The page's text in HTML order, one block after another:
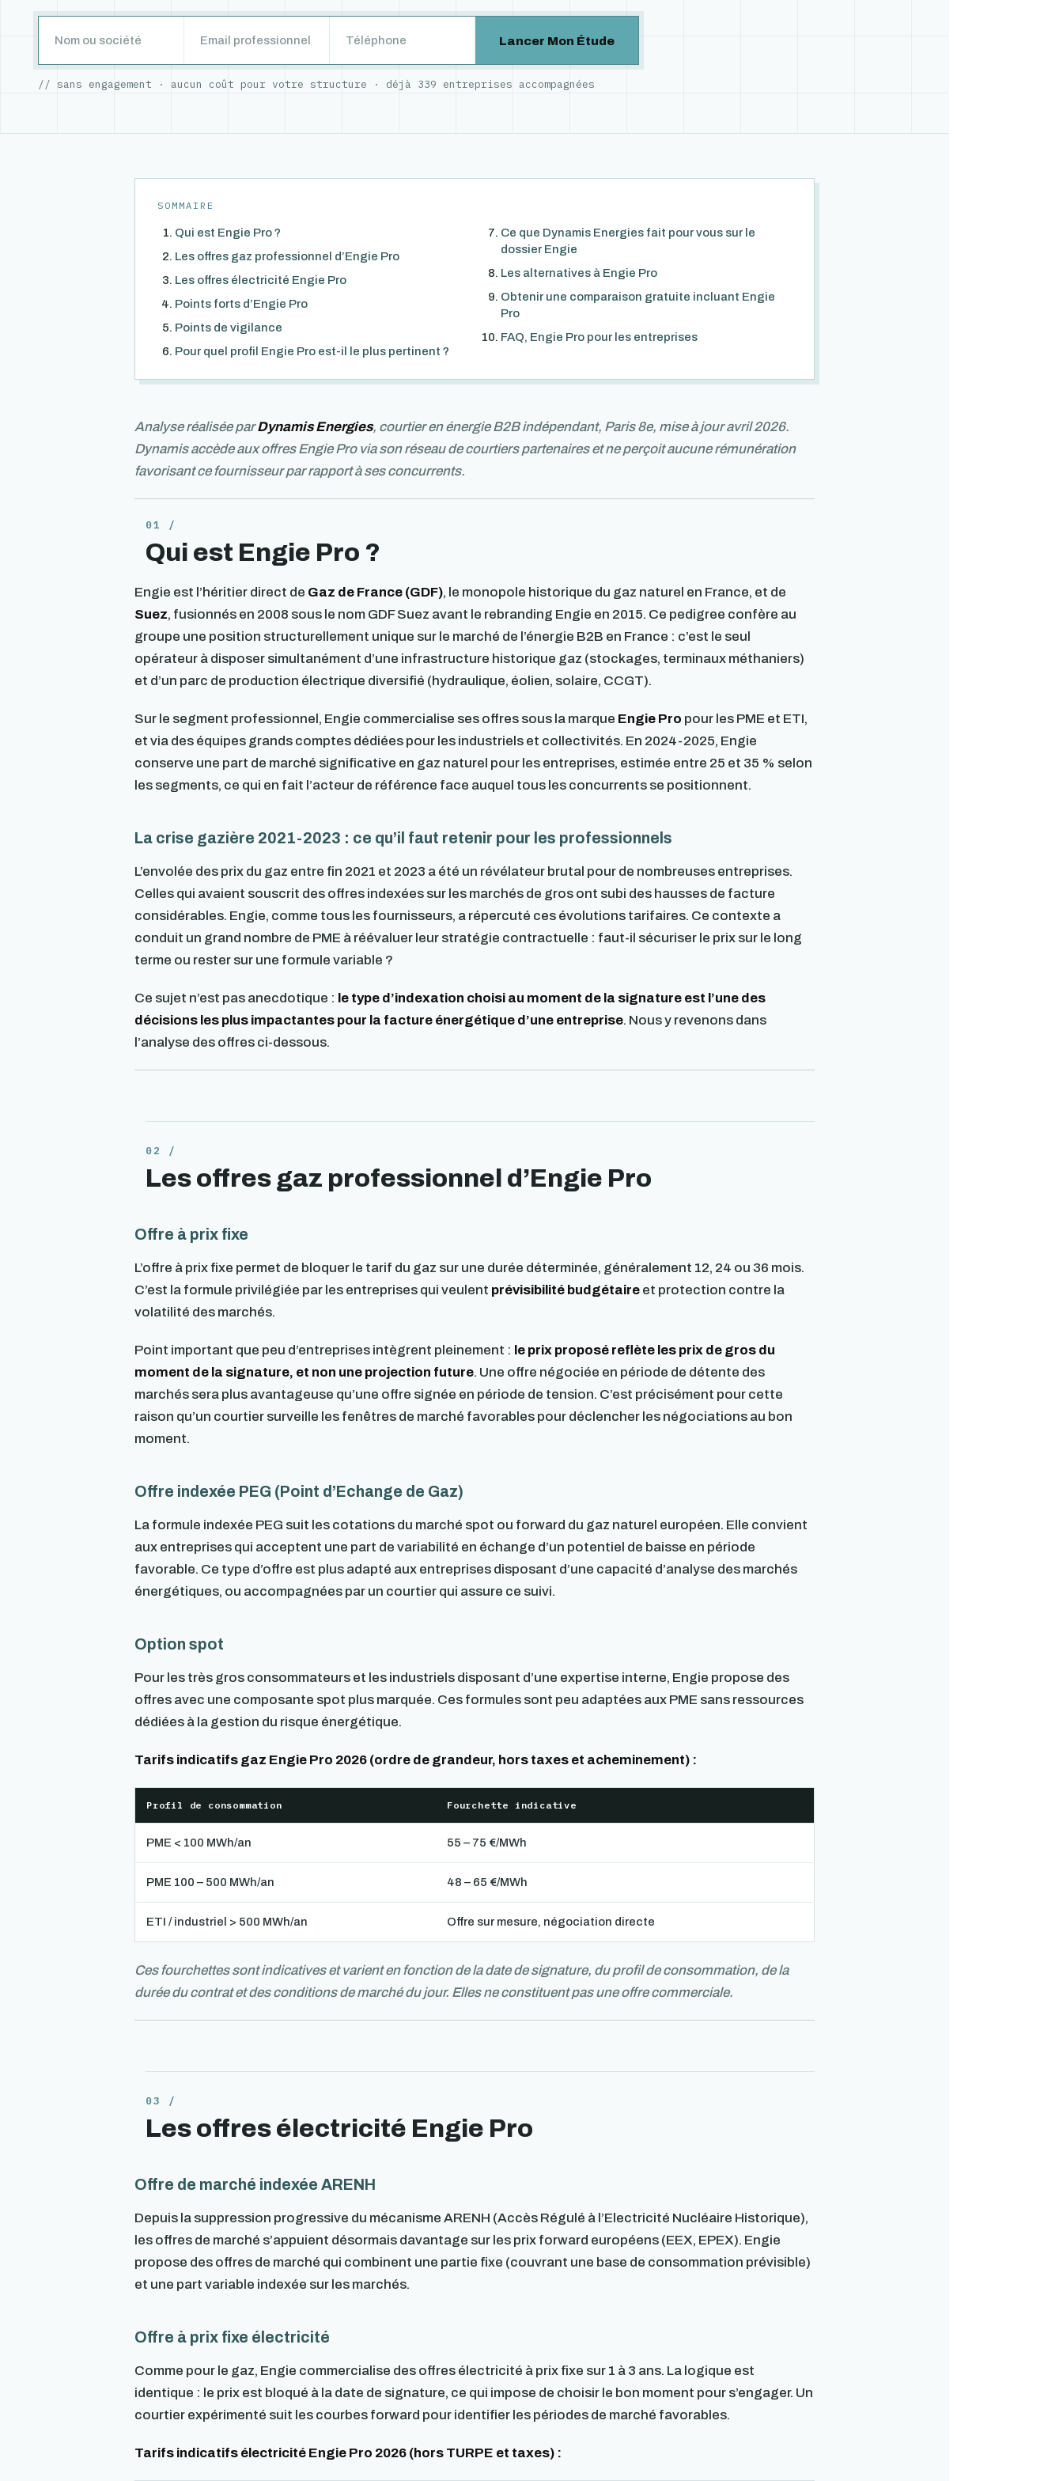
Lancer Mon Étude
// sans engagement · aucun coût pour votre structure · déjà 339 entreprises accompagnées
SOMMAIRE
Qui est Engie Pro ?
Les offres gaz professionnel d’Engie Pro
Les offres électricité Engie Pro
Points forts d’Engie Pro
Points de vigilance
Pour quel profil Engie Pro est-il le plus pertinent ?
Ce que Dynamis Energies fait pour vous sur le
dossier Engie
Les alternatives à Engie Pro
Obtenir une comparaison gratuite incluant Engie
Pro
FAQ, Engie Pro pour les entreprises
Analyse réalisée parDynamis Energies, courtier en énergie B2B indépendant, Paris 8e, mise à jour avril 2026.
Dynamis accède aux offres Engie Pro via son réseau de courtiers partenaires et ne perçoit aucune rémunération
favorisant ce fournisseur par rapport à ses concurrents.
Qui est Engie Pro ?
Engie est l’héritier direct de Gaz de France (GDF), le monopole historique du gaz naturel en France, et de
Suez, fusionnés en 2008 sous le nom GDF Suez avant le rebranding Engie en 2015. Ce pedigree confère au
groupe une position structurellement unique sur le marché de l’énergie B2B en France : c’est le seul
opérateur à disposer simultanément d’une infrastructure historique gaz (stockages, terminaux méthaniers)
et d’un parc de production électrique diversifié (hydraulique, éolien, solaire, CCGT).
Sur le segment professionnel, Engie commercialise ses offres sous la marque Engie Pro pour les PME et ETI,
et via des équipes grands comptes dédiées pour les industriels et collectivités. En 2024-2025, Engie
conserve une part de marché significative en gaz naturel pour les entreprises, estimée entre 25 et 35 % selon
les segments, ce qui en fait l’acteur de référence face auquel tous les concurrents se positionnent.
La crise gazière 2021-2023 : ce qu’il faut retenir pour les professionnels
L’envolée des prix du gaz entre fin 2021 et 2023 a été un révélateur brutal pour de nombreuses entreprises.
Celles qui avaient souscrit des offres indexées sur les marchés de gros ont subi des hausses de facture
considérables. Engie, comme tous les fournisseurs, a répercuté ces évolutions tarifaires. Ce contexte a
conduit un grand nombre de PME à réévaluer leur stratégie contractuelle : faut-il sécuriser le prix sur le long
terme ou rester sur une formule variable ?
Ce sujet n’est pas anecdotique : le type d’indexation choisi au moment de la signature est l’une des
décisions les plus impactantes pour la facture énergétique d’une entreprise. Nous y revenons dans
l’analyse des offres ci-dessous.
Les offres gaz professionnel d’Engie Pro
Offre à prix fixe
L’offre à prix fixe permet de bloquer le tarif du gaz sur une durée déterminée, généralement 12, 24 ou 36 mois.
C’est la formule privilégiée par les entreprises qui veulent prévisibilité budgétaire et protection contre la
volatilité des marchés.
Point important que peu d’entreprises intègrent pleinement : le prix proposé reflète les prix de gros du
moment de la signature, et non une projection future. Une offre négociée en période de détente des
marchés sera plus avantageuse qu’une offre signée en période de tension. C’est précisément pour cette
raison qu’un courtier surveille les fenêtres de marché favorables pour déclencher les négociations au bon
moment.
Offre indexée PEG (Point d’Echange de Gaz)
La formule indexée PEG suit les cotations du marché spot ou forward du gaz naturel européen. Elle convient
aux entreprises qui acceptent une part de variabilité en échange d’un potentiel de baisse en période
favorable. Ce type d’offre est plus adapté aux entreprises disposant d’une capacité d’analyse des marchés
énergétiques, ou accompagnées par un courtier qui assure ce suivi.
Option spot
Pour les très gros consommateurs et les industriels disposant d’une expertise interne, Engie propose des
offres avec une composante spot plus marquée. Ces formules sont peu adaptées aux PME sans ressources
dédiées à la gestion du risque énergétique.
Tarifs indicatifs gaz Engie Pro 2026 (ordre de grandeur, hors taxes et acheminement) :
Profil de consommation Fourchette indicative
PME < 100 MWh/an 55 – 75 €/MWh
PME 100 – 500 MWh/an 48 – 65 €/MWh
ETI / industriel > 500 MWh/an Offre sur mesure, négociation directe
Ces fourchettes sont indicatives et varient en fonction de la date de signature, du profil de consommation, de la
durée du contrat et des conditions de marché du jour. Elles ne constituent pas une offre commerciale.
Les offres électricité Engie Pro
Offre de marché indexée ARENH
Depuis la suppression progressive du mécanisme ARENH (Accès Régulé à l’Electricité Nucléaire Historique),
les offres de marché s’appuient désormais davantage sur les prix forward européens (EEX, EPEX). Engie
propose des offres de marché qui combinent une partie fixe (couvrant une base de consommation prévisible)
et une part variable indexée sur les marchés.
Offre à prix fixe électricité
Comme pour le gaz, Engie commercialise des offres électricité à prix fixe sur 1 à 3 ans. La logique est
identique : le prix est bloqué à la date de signature, ce qui impose de choisir le bon moment pour s’engager. Un
courtier expérimenté suit les courbes forward pour identifier les périodes de marché favorables.
Tarifs indicatifs électricité Engie Pro 2026 (hors TURPE et taxes) :